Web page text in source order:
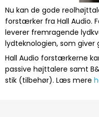
Nu kan de gode
forstærker fra Hall Audio.
leverer fremragende
lydteknologien, som
Hall Audio forstærkerne
passive højttalere samt
stik (tilbehør). Læs mere